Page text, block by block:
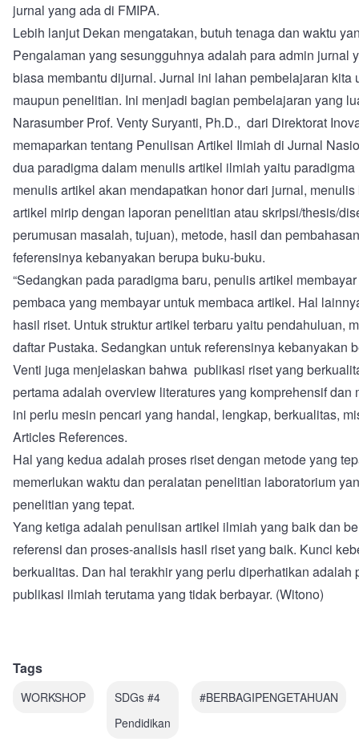
jurnal yang ada di FMIPA.
Lebih lanjut Dekan mengatakan, butuh tenaga dan waktu
Pengalaman yang sesungguhnya adalah para admin jurnal
biasa membantu dijurnal. Jurnal ini lahan pembelajaran
maupun penelitian. Ini menjadi bagian pembelajaran yang
Narasumber Prof. Venty Suryanti, Ph.D., dari Direktorat
memaparkan tentang Penulisan Artikel Ilmiah di Jurnal
dua paradigma dalam menulis artikel ilmiah yaitu
menulis artikel akan mendapatkan honor dari jurnal,
artikel mirip dengan laporan penelitian atau skripsi/thesis/
perumusan masalah, tujuan), metode, hasil dan
feferensinya kebanyakan berupa buku-buku.
“Sedangkan pada paradigma baru, penulis artikel
pembaca yang membayar untuk membaca artikel. Hal
hasil riset. Untuk struktur artikel terbaru yaitu pendahuluan,
daftar Pustaka. Sedangkan untuk referensinya kebanyakan
Venti juga menjelaskan bahwa publikasi riset yang
pertama adalah overview literatures yang komprehensif
ini perlu mesin pencari yang handal, lengkap, berkualitas,
Articles References.
Hal yang kedua adalah proses riset dengan metode yang
memerlukan waktu dan peralatan penelitian laboratorium
penelitian yang tepat.
Yang ketiga adalah penulisan artikel ilmiah yang baik dan
referensi dan proses-analisis hasil riset yang baik. Kunci
berkualitas. Dan hal terakhir yang perlu diperhatikan
publikasi ilmiah terutama yang tidak berbayar. (Witono)
Tags
WORKSHOP
SDGs #4
Pendidikan
#BERBAGIPENGETAHUAN